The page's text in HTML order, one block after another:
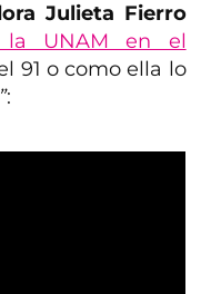
Julieta Fierro
la UNAM en el
91 o como ella lo
: